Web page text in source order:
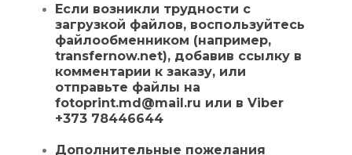
Если возникли трудности с
загрузкой файлов, воспользуйтесь
файлообменником (например,
transfernow.net), добавив ссылку в
комментарии к заказу, или
отправьте файлы на
fotoprint.md@mail.ru или в Viber
+373 78446644
Дополнительные пожелания